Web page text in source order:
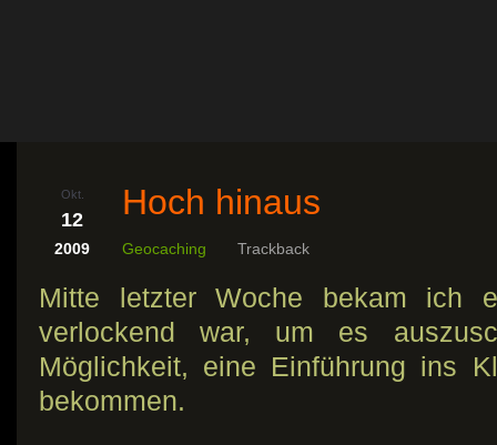
Okt.
12
2009
Hoch hinaus
Geocaching Trackback
Mitte letzter Woche bekam ich
verlockend war, um es
Möglichkeit, eine Einführung ins
bekommen.